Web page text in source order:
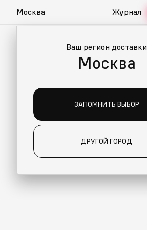
Москва
Ваш регион доставки
Москва
ЗАПОМНИТЬ ВЫБОР
ДРУГОЙ ГОРОД
Журнал
ДЛЯ ВАС